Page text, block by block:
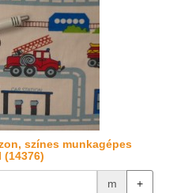
színes munkagépes
(14376)
m +